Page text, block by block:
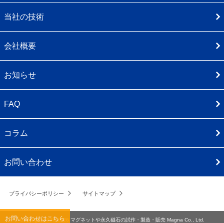
お問い合わせはこちら
当社の技術
会社概要
お知らせ
FAQ
コラム
お問い合わせ
プライバシーポリシー サイトマップ
Copyright 1998-2026 マグネットや永久磁石の試作・製造・販売 Magna Co., Ltd.